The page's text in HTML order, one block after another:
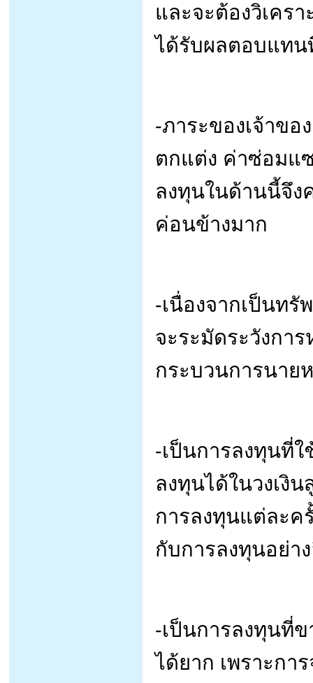
และจะต้องวิเคร
ได้รับผลตอบแทน
-ภาระของเจ้าข
ตกแต่ง ค่าซ่อมแ
ลงทุนในด้านนี้จึง
ค่อนข้างมาก
-เนื่องจากเป็นท
จะระมัดระวังกา
กระบวนการนาย
-เป็นการลงทุนที่ใ
ลงทุนได้ในวงเงิ
การลงทุนแต่ละค
กับการลงทุนอย่า
-เป็นการลงทุนที่
ได้ยาก เพราะกา